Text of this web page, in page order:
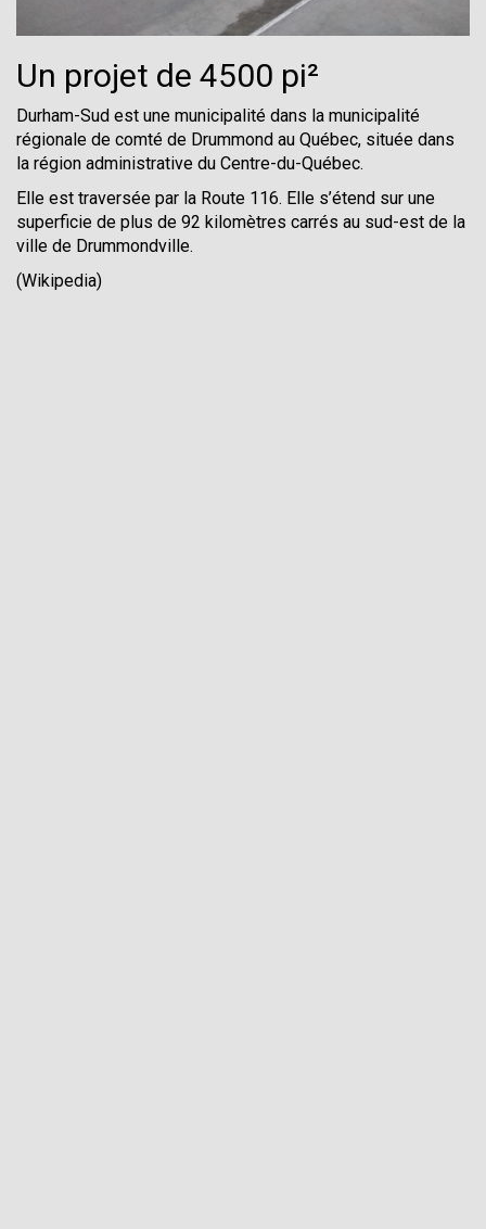
Un projet de 4500 pi²
Durham-Sud est une municipalité dans la municipalité
régionale de comté de Drummond au Québec, située dans
la région administrative du Centre-du-Québec.
Elle est traversée par la Route 116. Elle s’étend sur une
superficie de plus de 92 kilomètres carrés au sud-est de la
ville de Drummondville.
(Wikipedia)